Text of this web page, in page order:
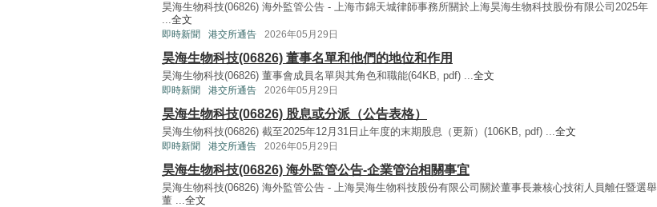
昊海生物科技(06826) 海外監管公告 - 上海市錦天城律師事務所關於上海昊海生物科技股份有限公司2025年
...全文
即時新聞 港交所通告 2026年05月29日
昊海生物科技(06826) 董事名單和他們的地位和作用
昊海生物科技(06826) 董事會成員名單與其角色和職能(64KB, pdf) ...全文
即時新聞 港交所通告 2026年05月29日
昊海生物科技(06826) 股息或分派（公告表格）
昊海生物科技(06826) 截至2025年12月31日止年度的末期股息（更新）(106KB, pdf) ...全文
即時新聞 港交所通告 2026年05月29日
昊海生物科技(06826) 海外監管公告-企業管治相關事宜
昊海生物科技(06826) 海外監管公告 - 上海昊海生物科技股份有限公司關於董事長兼核心技術人員離任暨選舉
董 ...全文